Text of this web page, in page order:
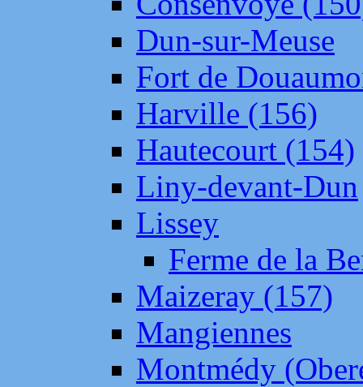
Dun-sur-Meuse
Fort de
Harville (156)
Hautecourt (154)
Liny-devant-Dun
Lissey
Ferme de la
Maizeray (157)
Mangiennes
Montmédy